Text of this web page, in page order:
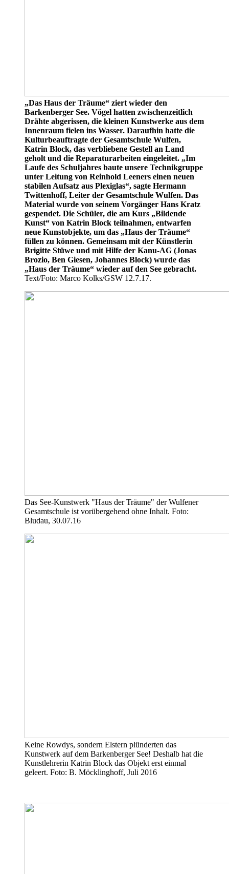
„Das Haus der Träume“ ziert wieder den
Barkenberger See. Vögel hatten zwischenzeitlich
Drähte abgerissen, die kleinen Kunstwerke aus dem
Innenraum fielen ins Wasser. Daraufhin hatte die
Kulturbeauftragte der Gesamtschule Wulfen,
Katrin Block, das verbliebene Gestell an Land
geholt und die Reparaturarbeiten eingeleitet. „Im
Laufe des Schuljahres baute unsere Technikgruppe
unter Leitung von Reinhold Leeners einen neuen
stabilen Aufsatz aus Plexiglas“, sagte Hermann
Twittenhoff, Leiter der Gesamtschule Wulfen. Das
Material wurde von seinem Vorgänger Hans Kratz
gespendet. Die Schüler, die am Kurs „Bildende
Kunst“ von Katrin Block teilnahmen, entwarfen
neue Kunstobjekte, um das „Haus der Träume“
füllen zu können. Gemeinsam mit der Künstlerin
Brigitte Stüwe und mit Hilfe der Kanu-AG (Jonas
Brozio, Ben Giesen, Johannes Block) wurde das
„Haus der Träume“ wieder auf den See gebracht.
Text/Foto: Marco Kolks/GSW 12.7.17.
Das See-Kunstwerk "Haus der Träume" der Wulfener
Gesamtschule ist vorübergehend ohne Inhalt. Foto:
Bludau, 30.07.16
Keine Rowdys, sondern Elstern plünderten das
Kunstwerk auf dem Barkenberger See! Deshalb hat die
Kunstlehrerin Katrin Block das Objekt erst einmal
geleert. Foto: B. Möcklinghoff, Juli 2016